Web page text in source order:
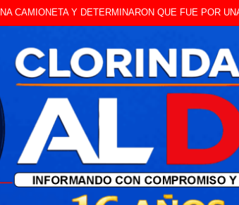
ESTE JUEVES